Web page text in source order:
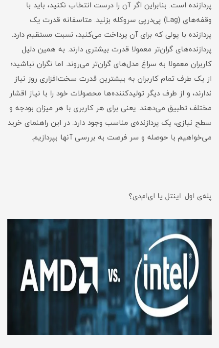
پردازنده است. بنابراین اگر آن را درست انتخاب نکنید، باید با
وقفه‌‌های (Lag) پی‌درپی سروکله بزنید. متاسفانه قدرت یک
پردازنده با پولی که برای آن پرداخت می‌کنید، نسبت مستقیم دارد.
پردازنده‌های گران‌تر معمولا قدرت بیشتری دارند. به همین دلیل
کاربران معمولا به سراغ مدل‌های گران‌تر می‌روند. اما نگران نباشید؛
از یک طرف تمام کاربران به بیشترین قدرت سخت‌افزاری روز نیاز
ندارند، و از طرف دیگر تولیدکننده‌ها محصولات خود را با نیاز اقشار
مختلف تطبیق می‌دهند. یعنی برای هر کاربری با هر میزان بودجه و
سطح نیازی، یک پردازنده‌ی مناسب وجود دارد. در این راهنمای خرید
می‌خواهیم با حوصله و سر فرصت به بررسی آنها بپردازیم.
پله‌ی اول: اینتل یا ای‌ام‌دی؟